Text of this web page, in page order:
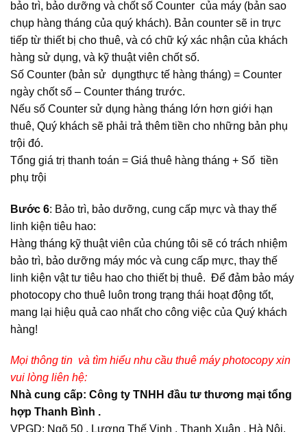
bảo trì, bảo dưỡng và chốt số Counter của máy (bản sao
chụp hàng tháng của quý khách). Bản counter sẽ in trực
tiếp từ thiết bị cho thuê, và có chữ ký xác nhận của khách
hàng sử dụng, và kỹ thuật viên chốt số.
Số Counter (bản sử dụngthực tế hàng tháng) = Counter
ngày chốt số – Counter tháng trước.
Nếu số Counter sử dụng hàng tháng lớn hơn giới hạn
thuê, Quý khách sẽ phải trả thêm tiền cho những bản phụ
trội đó.
Tổng giá trị thanh toán = Giá thuê hàng tháng + Số tiền
phụ trội
Bước 6: Bảo trì, bảo dưỡng, cung cấp mực và thay thế
linh kiện tiêu hao:
Hàng tháng kỹ thuật viên của chúng tôi sẽ có trách nhiệm
bảo trì, bảo dưỡng máy móc và cung cấp mực, thay thế
linh kiện vật tư tiêu hao cho thiết bị thuê. Để đảm bảo máy
photocopy cho thuê luôn trong trạng thái hoạt động tốt,
mang lại hiệu quả cao nhất cho công việc của Quý khách
hàng!
Mọi thông tin và tìm hiểu nhu cầu thuê máy photocopy xin
vui lòng liên hệ:
Nhà cung cấp: Công ty TNHH đầu tư thương mại tổng
hợp Thanh Bình .
VPGD: Ngõ 50 , Lương Thế Vinh , Thanh Xuân , Hà Nội.